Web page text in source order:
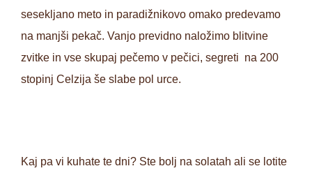
sesekljano meto in paradižnikovo omako predevamo
na manjši pekač. Vanjo previdno naložimo blitvine
zvitke in vse skupaj pečemo v pečici, segreti na 200
stopinj Celzija še slabe pol urce.
Kaj pa vi kuhate te dni? Ste bolj na solatah ali se lotite